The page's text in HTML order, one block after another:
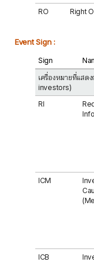
RO Right
Event Sign :
Sign
เครื่องหมายที่แสด
investors)
RI
ICM
ICB